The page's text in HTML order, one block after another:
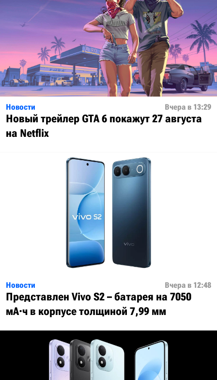
Новости Вчера в 13:29
Новый трейлер GTA 6 покажут 27 августа
на Netflix
Новости Вчера в 12:48
Представлен Vivo S2 – батарея на 7050
мА·ч в корпусе толщиной 7,99 мм